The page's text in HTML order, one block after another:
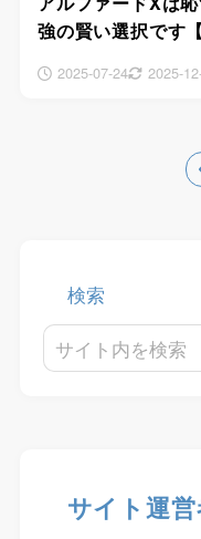
強の賢い選択です
2025-07-24 2025-
検索
サイト運